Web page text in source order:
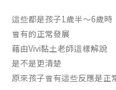
這些都是孩子1歲半～6歲時
會有的正常發展
藉由Vivi黏土老師這樣解說
是不是更清楚
原來孩子會有這些反應是正